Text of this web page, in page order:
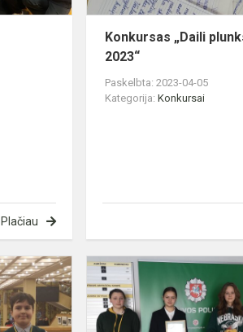
Plačiau
Konkursas „Daili
2023“
Paskelbta: 2023-04-05
Kategorija:Konkursai
Nacionalinis
konkursas
,,Lietuvos
istorijos